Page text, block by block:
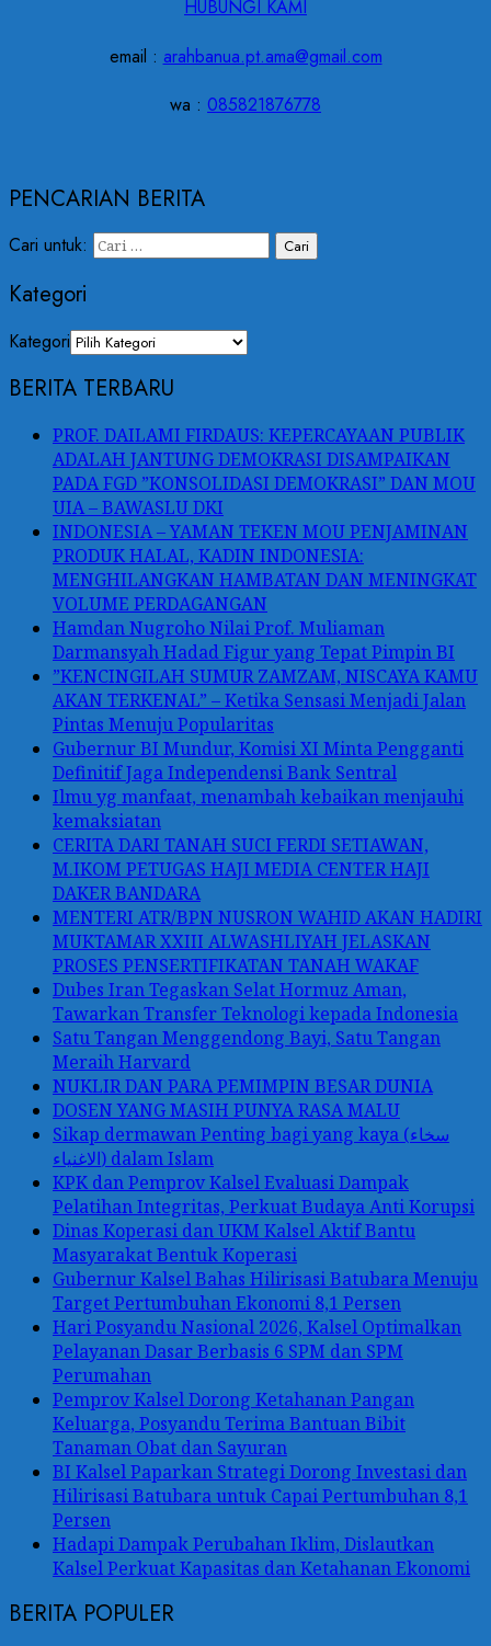
HUBUNGI KAMI
email : arahbanua.pt.ama@gmail.com
wa : 085821876778
PENCARIAN BERITA
Cari untuk:
Kategori
Kategori
BERITA TERBARU
PROF. DAILAMI FIRDAUS: KEPERCAYAAN PUBLIK
ADALAH JANTUNG DEMOKRASI DISAMPAIKAN
PADA FGD ”KONSOLIDASI DEMOKRASI” DAN MOU
UIA – BAWASLU DKI
INDONESIA – YAMAN TEKEN MOU PENJAMINAN
PRODUK HALAL, KADIN INDONESIA:
MENGHILANGKAN HAMBATAN DAN MENINGKAT
VOLUME PERDAGANGAN
Hamdan Nugroho Nilai Prof. Muliaman
Darmansyah Hadad Figur yang Tepat Pimpin BI
”KENCINGILAH SUMUR ZAMZAM, NISCAYA KAMU
AKAN TERKENAL” – Ketika Sensasi Menjadi Jalan
Pintas Menuju Popularitas
Gubernur BI Mundur, Komisi XI Minta Pengganti
Definitif Jaga Independensi Bank Sentral
Ilmu yg manfaat, menambah kebaikan menjauhi
kemaksiatan
CERITA DARI TANAH SUCI FERDI SETIAWAN,
M.IKOM PETUGAS HAJI MEDIA CENTER HAJI
DAKER BANDARA
MENTERI ATR/BPN NUSRON WAHID AKAN HADIRI
MUKTAMAR XXIII ALWASHLIYAH JELASKAN
PROSES PENSERTIFIKATAN TANAH WAKAF
Dubes Iran Tegaskan Selat Hormuz Aman,
Tawarkan Transfer Teknologi kepada Indonesia
Satu Tangan Menggendong Bayi, Satu Tangan
Meraih Harvard
NUKLIR DAN PARA PEMIMPIN BESAR DUNIA
DOSEN YANG MASIH PUNYA RASA MALU
Sikap dermawan Penting bagi yang kaya (سخاء
الاغنياء) dalam Islam
KPK dan Pemprov Kalsel Evaluasi Dampak
Pelatihan Integritas, Perkuat Budaya Anti Korupsi
Dinas Koperasi dan UKM Kalsel Aktif Bantu
Masyarakat Bentuk Koperasi
Gubernur Kalsel Bahas Hilirisasi Batubara Menuju
Target Pertumbuhan Ekonomi 8,1 Persen
Hari Posyandu Nasional 2026, Kalsel Optimalkan
Pelayanan Dasar Berbasis 6 SPM dan SPM
Perumahan
Pemprov Kalsel Dorong Ketahanan Pangan
Keluarga, Posyandu Terima Bantuan Bibit
Tanaman Obat dan Sayuran
BI Kalsel Paparkan Strategi Dorong Investasi dan
Hilirisasi Batubara untuk Capai Pertumbuhan 8,1
Persen
Hadapi Dampak Perubahan Iklim, Dislautkan
Kalsel Perkuat Kapasitas dan Ketahanan Ekonomi
BERITA POPULER